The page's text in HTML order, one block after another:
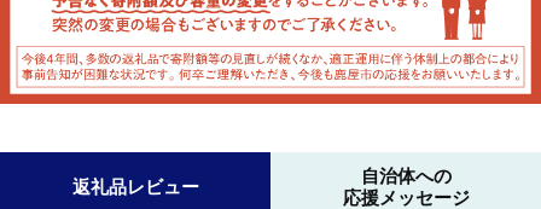
返礼品レビュー
自治体への
応援メッセージ